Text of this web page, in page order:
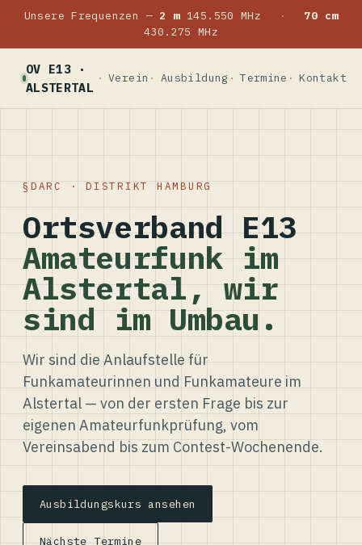
Unsere Frequenzen — 2 m145.550 MHz ·
70 cm
430.275 MHz
OV E13 ·
ALSTERTAL
Verein Ausbildung Termine Kontakt
DARC · DISTRIKT HAMBURG
Ortsverband E13
Amateurfunk im
Alstertal, wir
sind im Umbau.
Wir sind die Anlaufstelle für
Funkamateurinnen und Funkamateure im
Alstertal — von der ersten Frage bis zur
eigenen Amateurfunkprüfung, vom
Vereinsabend bis zum Contest-Wochenende.
Ausbildungskurs ansehen
Nächste Termine